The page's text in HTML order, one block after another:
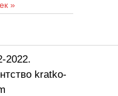
»
2022.
kratko-